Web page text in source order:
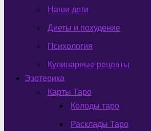
Наши дети
Диеты и похудение
Психология
Кулинарные рецепты
Эзотерика
Карты Таро
Колоды таро
Расклады Таро